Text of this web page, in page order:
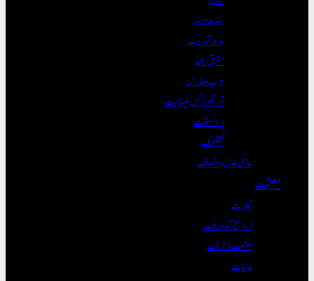
سندھ و ہند
بدھ تہذیب
مشرق بعید
عرب و فارس
آرتھوڈاکس عیسائیت
پروٹسٹنٹ
کیتھولک
عالمی عدل و انصاف
معیشت
تجارت
ذرائع آمدورفت
صنعت و حرفت
مالیات